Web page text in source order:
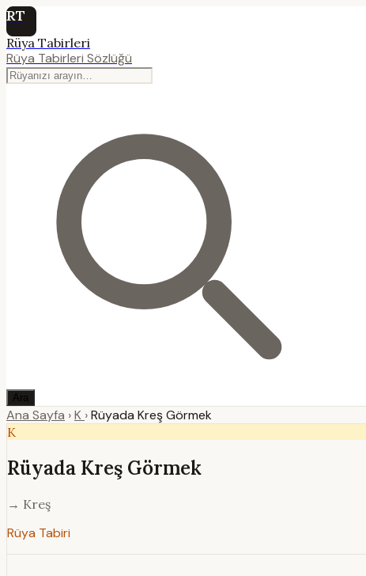
RT
Rüya Tabirleri
Rüya Tabirleri Sözlüğü
Ara
Ana Sayfa ›K ›Rüyada Kreş Görmek
K
Rüyada Kreş Görmek
→ Kreş
Rüya Tabiri